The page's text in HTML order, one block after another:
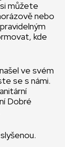
můžete
nebo
kde
ve svém
se s námi.
Dobré